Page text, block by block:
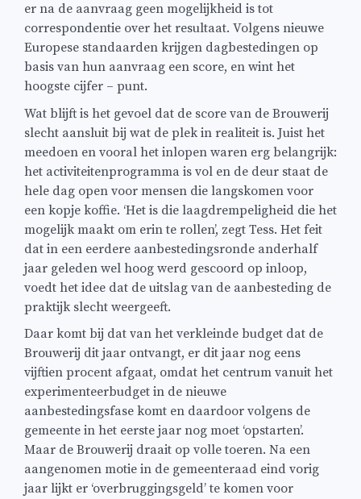
er na de aanvraag geen mogelijkheid is tot
correspondentie over het resultaat. Volgens nieuwe
Europese standaarden krijgen dagbestedingen op
basis van hun aanvraag een score, en wint het
hoogste cijfer – punt.
Wat blijft is het gevoel dat de score van de Brouwerij
slecht aansluit bij wat de plek in realiteit is. Juist het
meedoen en vooral het inlopen waren erg belangrijk:
het activiteitenprogramma is vol en de deur staat de
hele dag open voor mensen die langskomen voor
een kopje koffie. ‘Het is die laagdrempeligheid die het
mogelijk maakt om erin te rollen’, zegt Tess. Het feit
dat in een eerdere aanbestedingsronde anderhalf
jaar geleden wel hoog werd gescoord op inloop,
voedt het idee dat de uitslag van de aanbesteding de
praktijk slecht weergeeft.
Daar komt bij dat van het verkleinde budget dat de
Brouwerij dit jaar ontvangt, er dit jaar nog eens
vijftien procent afgaat, omdat het centrum vanuit het
experimenteerbudget in de nieuwe
aanbestedingsfase komt en daardoor volgens de
gemeente in het eerste jaar nog moet ‘opstarten’.
Maar de Brouwerij draait op volle toeren. Na een
aangenomen motie in de gemeenteraad eind vorig
jaar lijkt er ‘overbruggingsgeld’ te komen voor